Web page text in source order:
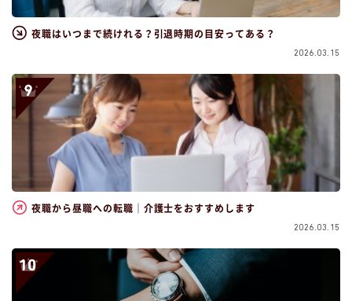
夜職はいつまで続けれる？引退時期の目安ってある？
2026.03.15
夜職から昼職への転職｜介護士をおすすめします
2026.03.15